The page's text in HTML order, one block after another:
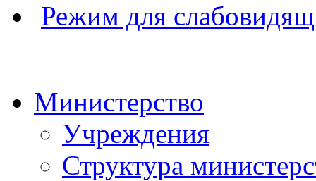
Режим для
Министерство
Учреждения
Структура